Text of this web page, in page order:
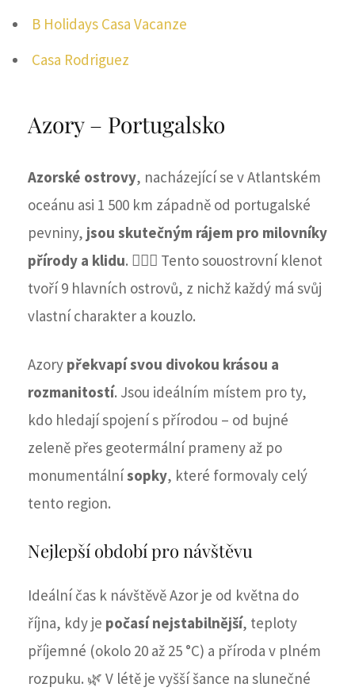
B Holidays Casa Vacanze
Casa Rodriguez
Azory – Portugalsko
Azorské ostrovy, nacházející se v Atlantském
oceánu asi 1 500 km západně od portugalské
pevniny, jsou skutečným rájem pro milovníky
přírody a klidu. 🧘🏻‍♀️ Tento souostrovní klenot
tvoří 9 hlavních ostrovů, z nichž každý má svůj
vlastní charakter a kouzlo.
Azory překvapí svou divokou krásou a
rozmanitostí. Jsou ideálním místem pro ty,
kdo hledají spojení s přírodou – od bujné
zeleně přes geotermální prameny až po
monumentálnísopky, které formovaly celý
tento region.
Nejlepší období pro návštěvu
Ideální čas k návštěvě Azor je od května do
října, kdy je počasí nejstabilnější, teploty
příjemné (okolo 20 až 25 °C) a příroda v plném
rozpuku. 🌿 V létě je vyšší šance na slunečné